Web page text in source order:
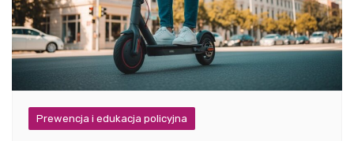
Prewencja i edukacja policyjna